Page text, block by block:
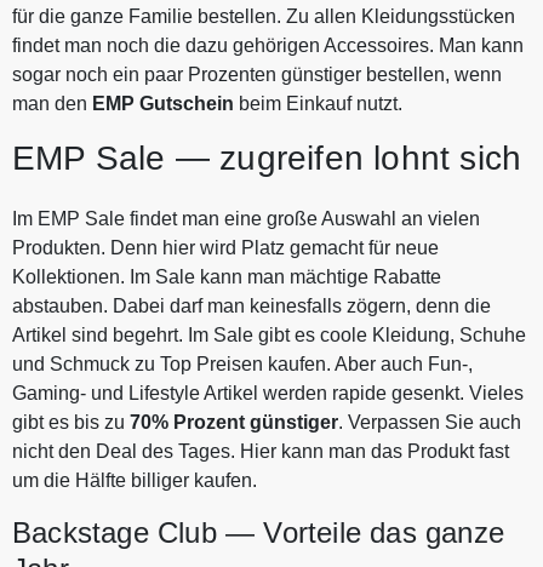
für die ganze Familie bestellen. Zu allen Kleidungsstücken
findet man noch die dazu gehörigen Accessoires. Man kann
sogar noch ein paar Prozenten günstiger bestellen, wenn
man den EMP Gutschein beim Einkauf nutzt.
EMP Sale — zugreifen lohnt sich
Im EMP Sale findet man eine große Auswahl an vielen
Produkten. Denn hier wird Platz gemacht für neue
Kollektionen. Im Sale kann man mächtige Rabatte
abstauben. Dabei darf man keinesfalls zögern, denn die
Artikel sind begehrt. Im Sale gibt es coole Kleidung, Schuhe
und Schmuck zu Top Preisen kaufen. Aber auch Fun-,
Gaming- und Lifestyle Artikel werden rapide gesenkt. Vieles
gibt es bis zu 70% Prozent günstiger. Verpassen Sie auch
nicht den Deal des Tages. Hier kann man das Produkt fast
um die Hälfte billiger kaufen.
Backstage Club — Vorteile das ganze